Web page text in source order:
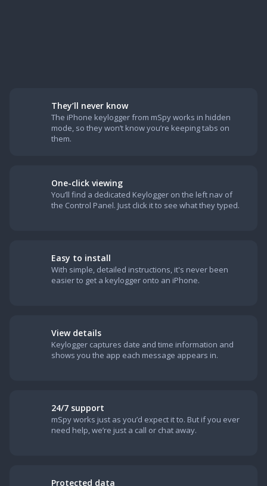
They’ll never know
The iPhone keylogger from mSpy works in hidden
mode, so they won’t know you’re keeping tabs on
them.
One-click viewing
You’ll find a dedicated Keylogger on the left nav of
the Control Panel. Just click it to see what they typed.
Easy to install
With simple, detailed instructions, it's never been
easier to get a keylogger onto an iPhone.
View details
Keylogger captures date and time information and
shows you the app each message appears in.
24/7 support
mSpy works just as you’d expect it to. But if you ever
need help, we’re just a call or chat away.
Protected data